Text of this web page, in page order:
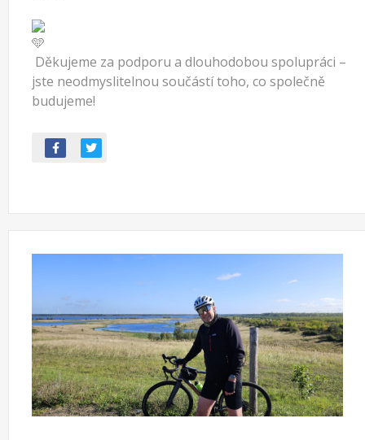
Děkujeme za podporu a dlouhodobou spolupráci –
jste neodmyslitelnou součástí toho, co společně
budujeme!